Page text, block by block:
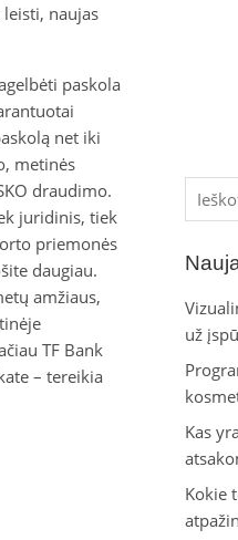
naujas
paskola
net iki
metinės
draudimo.
juridinis, tiek
priemonės
daugiau.
amžiaus,
TF Bank
– tereikia
Ieškoti:
už
Kas
Kokie